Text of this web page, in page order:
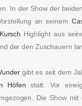
In der Show der
an seinem
Highlight aus
der den Zuschauern
gibt es seit dem
Höfen statt. Vor
Die Show